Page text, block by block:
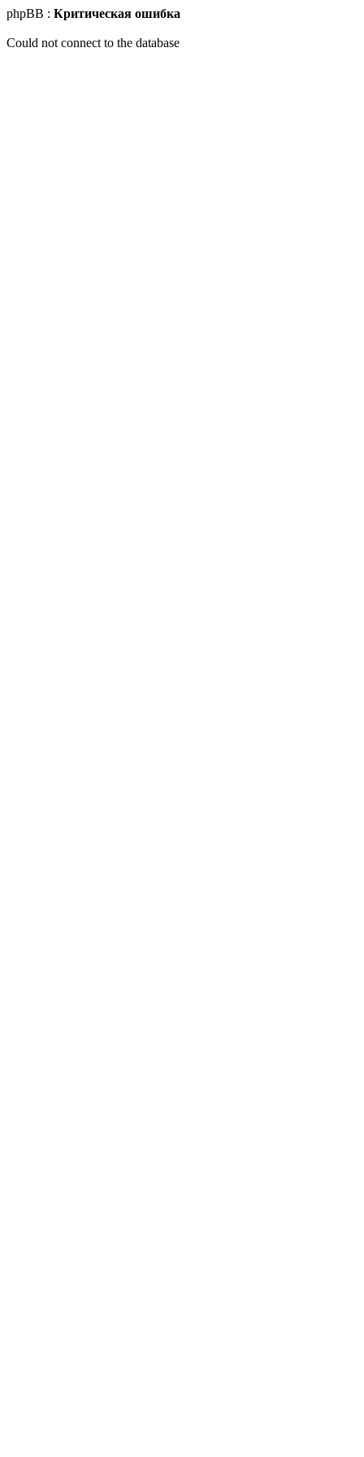
phpBB : Критическая ошибка
Could not connect to the database